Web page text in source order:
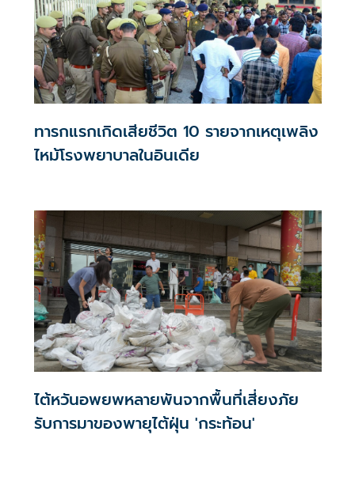
ทารกแรกเกิดเสียชีวิต 10 รายจากเหตุเพลิง
ไหม้โรงพยาบาลในอินเดีย
ไต้หวันอพยพหลายพันจากพื้นที่เสี่ยงภัย
รับการมาของพายุไต้ฝุ่น 'กระท้อน'